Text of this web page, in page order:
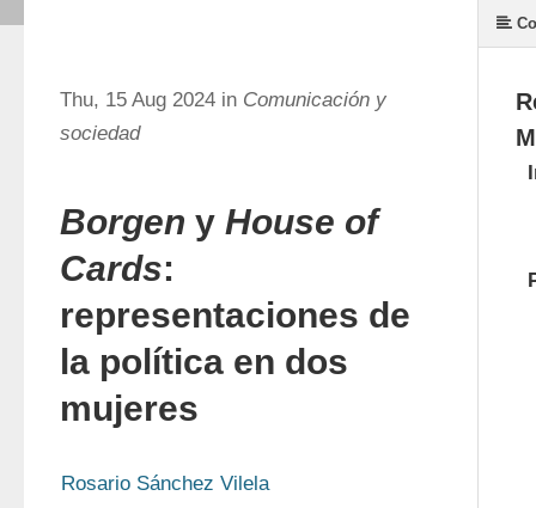
Thu, 15 Aug 2024 in Comunicación y
sociedad
Borgen y House of
Cards:
representaciones de
la política en dos
mujeres
Rosario Sánchez Vilela